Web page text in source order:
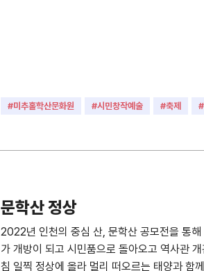
#미추홀학산문화원 #시민창작예술 #축제
문학산 정상
2022년 인천의 중심 산, 문학산 공모전을 통
가 개방이 되고 시민품으로 돌아오고 역사관
침 일찍 정상에 올라 멀리 떠오르는 태양과 함